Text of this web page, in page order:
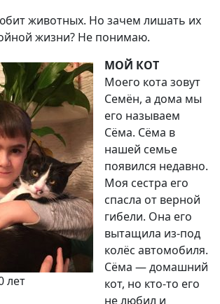
животных. Но зачем лишать их
жизни? Не понимаю.
лет
МОЙ КОТ
Моего кота зовут
Семён, а дома мы
его называем
Сёма. Сёма в
нашей семье
появился недавно.
Моя сестра его
спасла от верной
гибели. Она его
вытащила из-под
колёс автомобиля.
Сёма — домашний
кот, но кто-то его
не любил и